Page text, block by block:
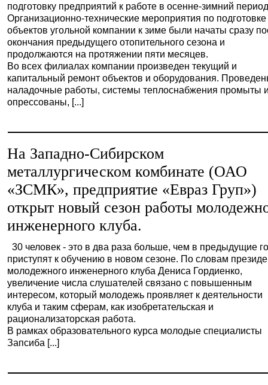
подготовку предприятий к работе в осенне-зимний
Организационно-технические мероприятия по подготовке
объектов угольной компании к зиме были начаты сразу
окончания предыдущего отопительного сезона и
продолжаются на протяжении пяти месяцев.
Во всех филиалах компании произведен текущий и
капитальный ремонт объектов и оборудования.
наладочные работы, системы теплоснабжения промыты
опрессованы, [...]
На Западно-Сибирском
металлургическом комбинате (ОАО
«ЗСМК», предприятие «Евраз Груп»)
открыт новый сезон работы
инженерного клуба.
30 человек - это в два раза больше, чем в предыдущие
приступят к обучению в новом сезоне. По словам
молодежного инженерного клуба Дениса Гордиенко,
увеличение числа слушателей связано с повышенным
интересом, который молодежь проявляет к деятельности
клуба и таким сферам, как изобретательская и
рационализаторская работа.
В рамках образовательного курса молодые специалисты
Запсиба [...]